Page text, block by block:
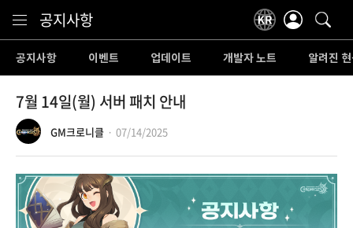
공지사항
공지사항 이벤트 업데이트 개발자 노트 알려진
7월 14일(월) 서버 패치 안내
GM크로니클 07/14/2025